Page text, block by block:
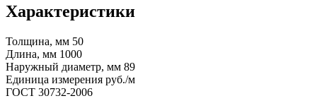
Характеристики
Толщина, мм 50
Длина, мм 1000
Наружный диаметр, мм 89
Единица измерения руб./м
ГОСТ 30732-2006